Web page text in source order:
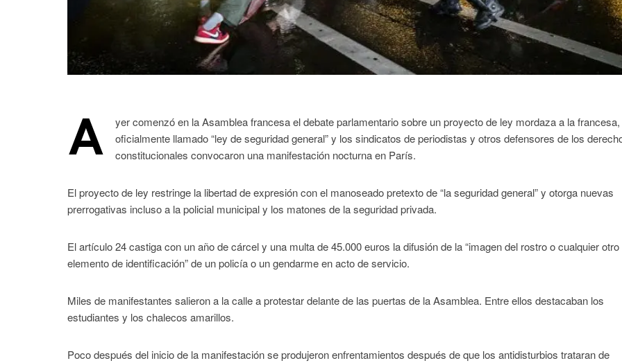
A
yer comenzó en la Asamblea francesa el debate parlamentario sobre un proyecto de ley mordaza a la francesa,
oficialmente llamado “ley de seguridad general” y los sindicatos de periodistas y otros defensores de los
constitucionales convocaron una manifestación nocturna en París.
El proyecto de ley restringe la libertad de expresión con el manoseado pretexto de “la seguridad general” y otorga nuevas
prerrogativas incluso a la policial municipal y los matones de la seguridad privada.
El artículo 24 castiga con un año de cárcel y una multa de 45.000 euros la difusión de la “imagen del rostro o cualquier otro
elemento de identificación” de un policía o un gendarme en acto de servicio.
Miles de manifestantes salieron a la calle a protestar delante de las puertas de la Asamblea. Entre ellos destacaban los
estudiantes y los chalecos amarillos.
Poco después del inicio de la manifestación se produjeron enfrentamientos después de que los antidisturbios trataran de